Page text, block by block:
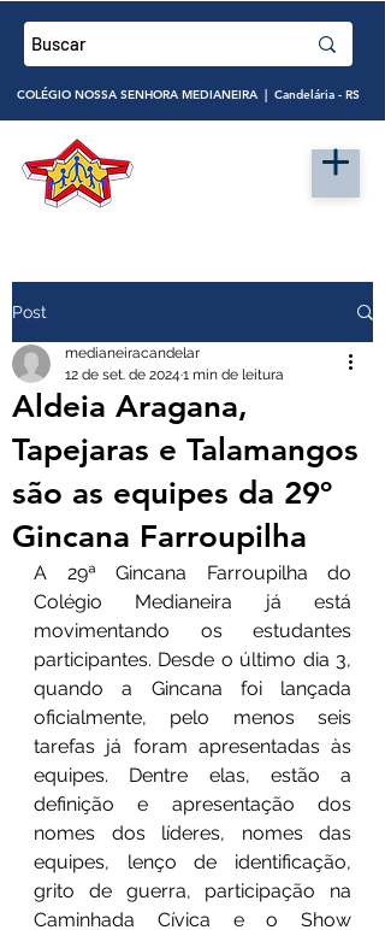
COLÉGIO NOSSA SENHORA MEDIANEIRA | Candelária - RS
Post
Aldeia Aragana,
Tapejaras e Talamangos
são as equipes da 29º
Gincana Farroupilha
medianeiracandelar
12 de set. de 2024 1 min de leitura
A 29ª Gincana Farroupilha do
Colégio Medianeira já está
movimentando os estudantes
participantes. Desde o último dia 3,
quando a Gincana foi lançada
oficialmente, pelo menos seis
tarefas já foram apresentadas às
equipes. Dentre elas, estão a
definição e apresentação dos
nomes dos líderes, nomes das
equipes, lenço de identificação,
grito de guerra, participação na
Caminhada Cívica e o Show